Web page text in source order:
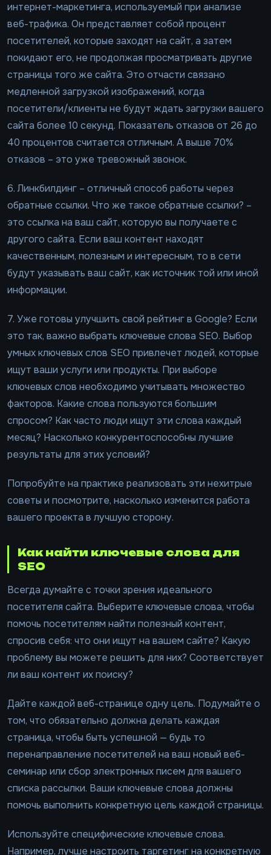
интернет-маркетинга, используемый при анализе
веб-трафика. Он представляет собой процент
посетителей, которые заходят на сайт, а затем
покидают его, не продолжая просматривать другие
страницы того же сайта. Это отчасти связано
медленной загрузкой изображений, когда
посетители/клиенты не будут ждать загрузки вашего
сайта более 10 секунд. Показатель отказов от 26 до
40 процентов считается отличным. А выше 70%
отказов – это уже тревожный звонок.
6. Линкбилдинг – отличный способ работы через
обратные ссылки. Что же такое обратные ссылки? –
это ссылка на ваш сайт, которую вы получаете с
другого сайта. Если ваш контент находят
качественным, полезным и интересным, то в сети
будут указывать ваш сайт, как источник той или иной
информации.
7. Уже готовы улучшить свой рейтинг в Google? Если
это так, важно выбрать ключевые слова SEO. Выбор
умных ключевых слов SEO привлечет людей, которые
ищут ваши услуги или продукты. При выборе
ключевых слов необходимо учитывать множество
факторов. Какие слова пользуются большим
спросом? Как часто люди ищут эти слова каждый
месяц? Насколько конкурентоспособны лучшие
результаты для этих условий?
Попробуйте на практике реализовать эти нехитрые
советы и посмотрите, насколько изменится работа
вашего проекта в лучшую сторону.
Как найти ключевые слова для
SEO
Всегда думайте с точки зрения идеального
посетителя сайта. Выберите ключевые слова, чтобы
помочь посетителям найти полезный контент,
спросив себя: что они ищут на вашем сайте? Какую
проблему вы можете решить для них? Соответствует
ли ваш контент их поиску?
Дайте каждой веб-странице одну цель. Подумайте о
том, что обязательно должна делать каждая
страница, чтобы быть успешной — будь то
перенаправление посетителей на ваш новый веб-
семинар или сбор электронных писем для вашего
списка рассылки. Ваши ключевые слова должны
помочь выполнить конкретную цель каждой страницы.
Используйте специфические ключевые слова.
Например, лучше настроить таргетинг на конкретную